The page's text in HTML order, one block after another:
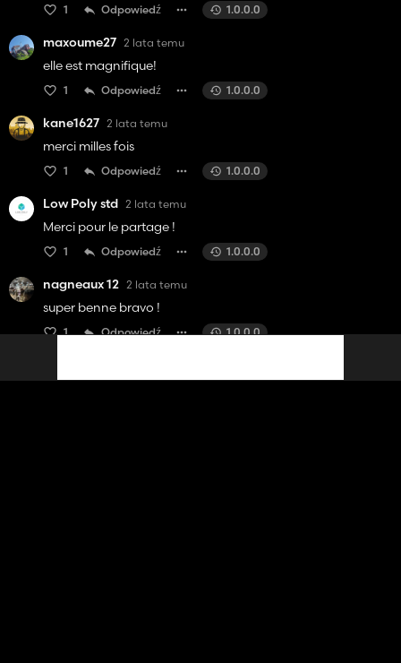
1 Odpowiedź 1.0.0.0
maxoume27 2 lata temu
elle est magnifique!
1 Odpowiedź 1.0.0.0
kane1627 2 lata temu
merci milles fois
1 Odpowiedź 1.0.0.0
Low Poly std 2 lata temu
Merci pour le partage !
1 Odpowiedź 1.0.0.0
nagneaux 12 2 lata temu
super benne bravo !
1 Odpowiedź 1.0.0.0